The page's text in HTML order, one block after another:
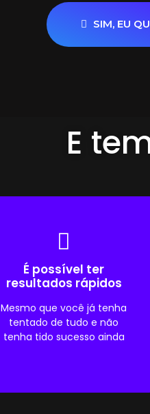
SIM, EU
E
É possível ter
resultados rápidos
Mesmo que você já tenha
tentado de tudo e não
tenha tido sucesso ainda